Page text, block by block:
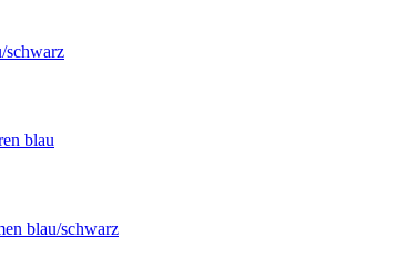
schwarz
blau
blau/schwarz